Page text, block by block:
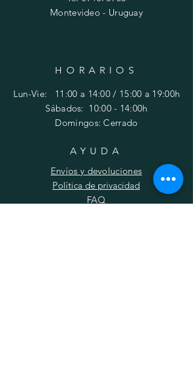
Montevideo - Uruguay
HORARIOS
Lun-Vie: 11:00 a 14:00 / 15:00 a 19:00h
​​Sábados: 10:00 - 14:00h
Domingos: Cerrado
AYUDA
Envíos y devoluciones
Política de privacidad
FAQ